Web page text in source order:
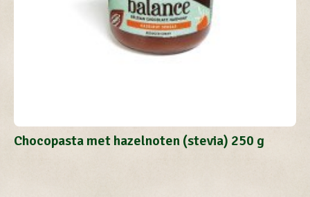
Chocopasta met hazelnoten (stevia) 250 g